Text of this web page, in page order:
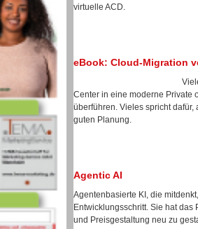
virtuelle ACD.
eBook: Cloud-Migration
Center in eine moderne Private
überführen. Vieles spricht
guten Planung.
Agentic AI
Agentenbasierte KI, die
Entwicklungsschritt. Sie hat
und Preisgestaltung neu zu